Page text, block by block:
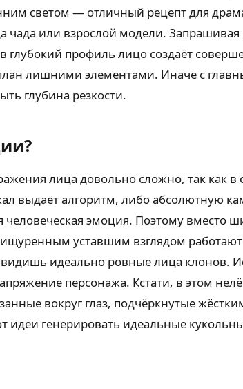
светом — отличный рецепт для
чада или взрослой модели.
глубокий профиль лицо создаёт
лишними элементами. Иначе с
глубина резкости.
лица довольно сложно, так как
выдаёт алгоритм, либо абсолютную
эмоция. Поэтому вместо
уставшим взглядом работают
идеально ровные лица клонов.
персонажа. Кстати, в этом
вокруг глаз, подчёркнутые
генерировать идеальные